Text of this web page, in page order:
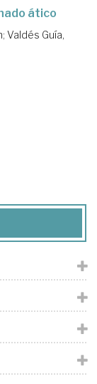
ático
; Valdés Guía,